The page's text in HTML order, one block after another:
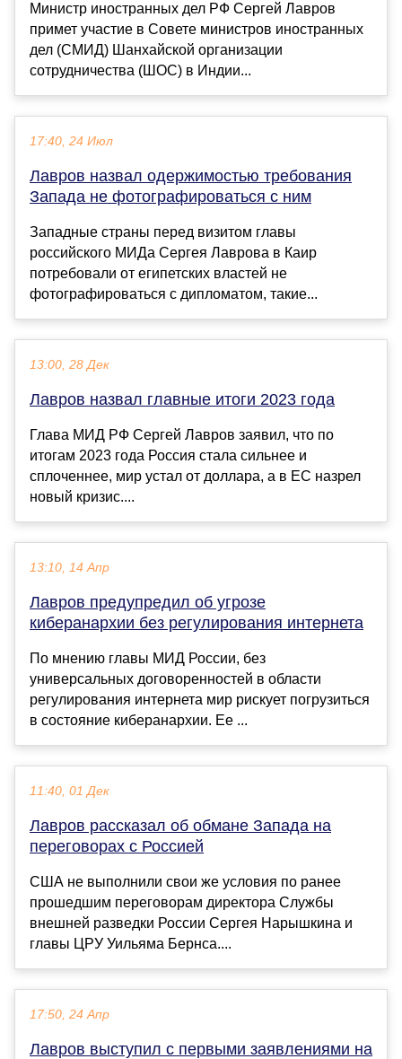
Министр иностранных дел РФ Сергей Лавров
примет участие в Совете министров иностранных
дел (СМИД) Шанхайской организации
сотрудничества (ШОС) в Индии...
17:40, 24 Июл
Лавров назвал одержимостью требования
Запада не фотографироваться с ним
Западные страны перед визитом главы
российского МИДа Сергея Лаврова в Каир
потребовали от египетских властей не
фотографироваться с дипломатом, такие...
13:00, 28 Дек
Лавров назвал главные итоги 2023 года
Глава МИД РФ Сергей Лавров заявил, что по
итогам 2023 года Россия стала сильнее и
сплоченнее, мир устал от доллара, а в ЕС назрел
новый кризис....
13:10, 14 Апр
Лавров предупредил об угрозе
киберанархии без регулирования интернета
По мнению главы МИД России, без
универсальных договоренностей в области
регулирования интернета мир рискует погрузиться
в состояние киберанархии. Ее ...
11:40, 01 Дек
Лавров рассказал об обмане Запада на
переговорах с Россией
США не выполнили свои же условия по ранее
прошедшим переговорам директора Службы
внешней разведки России Сергея Нарышкина и
главы ЦРУ Уильяма Бернса....
17:50, 24 Апр
Лавров выступил с первыми заявлениями на